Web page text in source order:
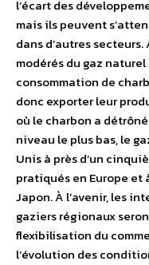
l’écart des
mais ils peuvent
dans d’autres
modérés du gaz
consommation de
donc exporter leur
où le charbon a détrôné
niveau le plus bas, le
Unis à près d’un
pratiqués en Europe et
Japon. À l’avenir, les
gaziers régionaux
flexibilisation du
l’évolution des